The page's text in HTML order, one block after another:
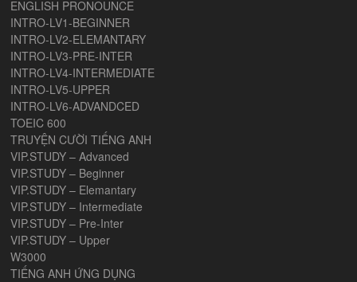
ENGLISH PRONOUNCE
INTRO-LV1-BEGINNER
INTRO-LV2-ELEMANTARY
INTRO-LV3-PRE-INTER
INTRO-LV4-INTERMEDIATE
INTRO-LV5-UPPER
INTRO-LV6-ADVANDCED
TOEIC 600
TRUYỆN CƯỜI TIẾNG ANH
VIP.STUDY – Advanced
VIP.STUDY – Beginner
VIP.STUDY – Elemantary
VIP.STUDY – Intermediate
VIP.STUDY – Pre-Inter
VIP.STUDY – Upper
W3000
TIẾNG ANH ỨNG DỤNG